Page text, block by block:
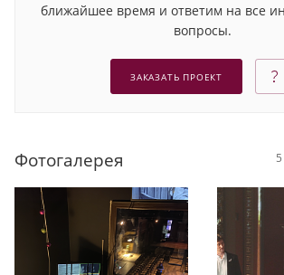
ближайшее время и ответим на все
вопросы.
ЗАКАЗАТЬ ПРОЕКТ
Фотогалерея 5